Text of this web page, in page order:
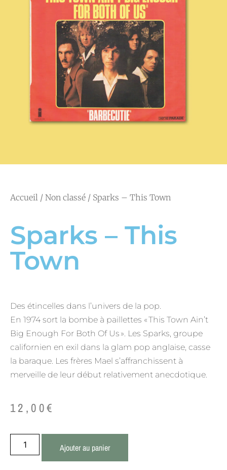
Accueil / Non classé / Sparks – This Town
Sparks – This
Town
Des étincelles dans l’univers de la pop.
En 1974 sort la bombe à paillettes « This Town Ain’t
Big Enough For Both Of Us ». Les Sparks, groupe
californien en exil dans la glam pop anglaise, casse
la baraque. Les frères Mael s’affranchissent à
merveille de leur début relativement anecdotique.
12,00€
Ajouter au panier